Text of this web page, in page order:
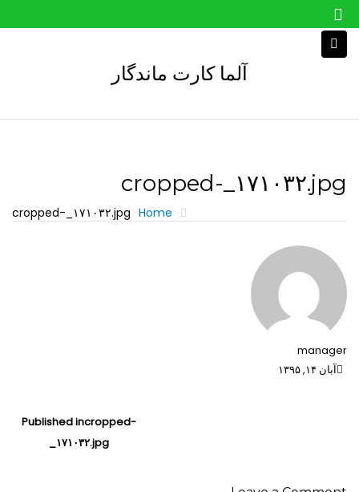
Skip
to
content
آلما کارت ماندگار
cropped-_۱۷۱۰۳۲.jpg
Home cropped-_۱۷۱۰۳۲.jpg
manager
آبان ۱۴, ۱۳۹۵
Published incropped-
_۱۷۱۰۳۲.jpg